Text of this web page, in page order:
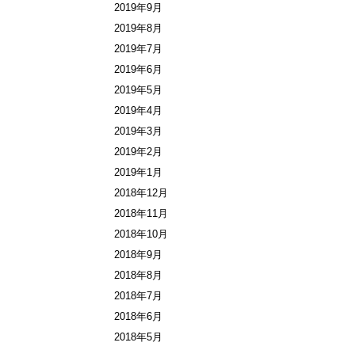
2019年9月
2019年8月
2019年7月
2019年6月
2019年5月
2019年4月
2019年3月
2019年2月
2019年1月
2018年12月
2018年11月
2018年10月
2018年9月
2018年8月
2018年7月
2018年6月
2018年5月